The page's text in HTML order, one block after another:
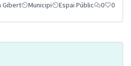
Gibert Municipi Espai Públic 0 0